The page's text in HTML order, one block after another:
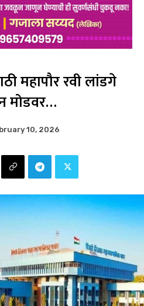
महापौर रवी लांडगे
मोडवर…
10, 2026